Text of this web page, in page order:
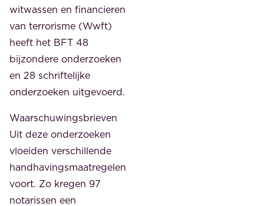
witwassen en financieren
van terrorisme (Wwft)
heeft het BFT 48
bijzondere onderzoeken
en 28 schriftelijke
onderzoeken uitgevoerd.
Waarschuwingsbrieven
Uit deze onderzoeken
vloeiden verschillende
handhavingsmaatregelen
voort. Zo kregen 97
notarissen een